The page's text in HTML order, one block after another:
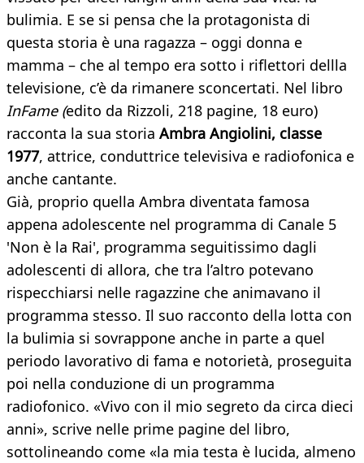
bulimia. E se si pensa che la protagonista di
questa storia è una ragazza – oggi donna e
mamma – che al tempo era sotto i riflettori dellla
televisione, c’è da rimanere sconcertati. Nel libro
InFame (edito da Rizzoli, 218 pagine, 18 euro)
racconta la sua storia Ambra Angiolini, classe
1977, attrice, conduttrice televisiva e radiofonica e
anche cantante.
Già, proprio quella Ambra diventata famosa
appena adolescente nel programma di Canale 5
'Non è la Rai', programma seguitissimo dagli
adolescenti di allora, che tra l’altro potevano
rispecchiarsi nelle ragazzine che animavano il
programma stesso. Il suo racconto della lotta con
la bulimia si sovrappone anche in parte a quel
periodo lavorativo di fama e notorietà, proseguita
poi nella conduzione di un programma
radiofonico. «Vivo con il mio segreto da circa dieci
anni», scrive nelle prime pagine del libro,
sottolineando come «la mia testa è lucida, almeno